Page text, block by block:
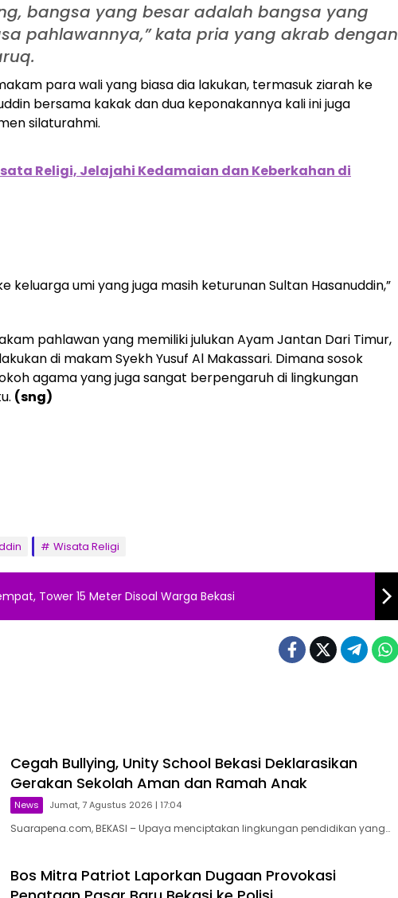
bangsa yang besar adalah bangsa yang
pahlawannya,” kata pria yang akrab dengan
para wali yang biasa dia lakukan, termasuk ziarah ke
bersama kakak dan dua keponakannya kali ini juga
silaturahmi.
Religi, Jelajahi Kedamaian dan Keberkahan di
keluarga umi yang juga masih keturunan Sultan Hasanuddin,”
pahlawan yang memiliki julukan Ayam Jantan Dari Timur,
di makam Syekh Yusuf Al Makassari. Dimana sosok
agama yang juga sangat berpengaruh di lingkungan
(sng)
Wisata Religi
Tower 15 Meter Disoal Warga Bekasi
Cegah Bullying, Unity School Bekasi Deklarasikan
Gerakan Sekolah Aman dan Ramah Anak
News Jumat, 7 Agustus 2026 | 17:04
Suarapena.com, BEKASI – Upaya menciptakan lingkungan pendidikan yang…
Bos Mitra Patriot Laporkan Dugaan Provokasi